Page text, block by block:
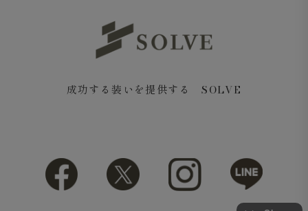
成功する装いを提供する SOLVE